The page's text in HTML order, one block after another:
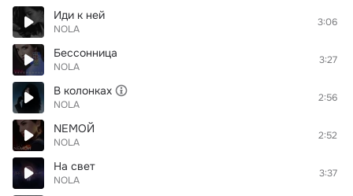
Иди к ней
NOLA
3:06
Бессонница
NOLA
3:27
В колонках
NOLA
2:56
NЕМОЙ
NOLA
2:52
На свет
NOLA
3:37